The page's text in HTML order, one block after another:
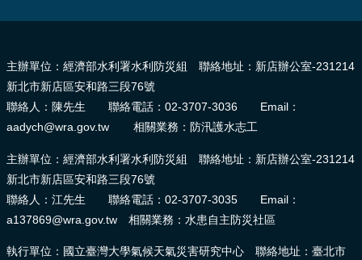
主辦單位：經濟部水利署水利防災組 聯絡地址：新店辦公室-231214
新北市新店區安和路三段76號
聯絡人：陳先生 聯絡電話：02-3707-3036 Email：
aadych@wra.gov.tw 相關業務：防汛護水志工
主辦單位：經濟部水利署水利防災組 聯絡地址：新店辦公室-231214
新北市新店區安和路三段76號
聯絡人：江先生 聯絡電話：02-3707-3035 Email：
a137869@wra.gov.tw 相關業務：水患自主防災社區
執行單位：國立臺灣大學氣候天氣災害研究中心 聯絡地址：臺北市